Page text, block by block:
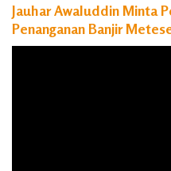
Jauhar Awaluddin Minta
Penanganan Banjir